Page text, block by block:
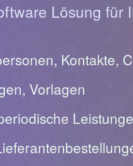
Lösung für
Kontakte,
Vorlagen